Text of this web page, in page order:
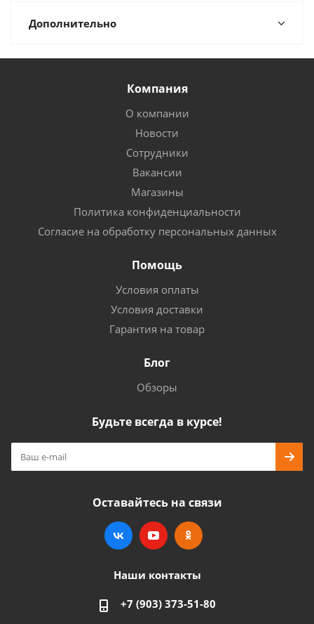
Дополнительно
Компания
О компании
Новости
Сотрудники
Вакансии
Магазины
Политика конфиденциальности
Согласие на обработку персональных данных
Помощь
Условия оплаты
Условия доставки
Гарантия на товар
Блог
Обзоры
Будьте всегда в курсе!
Оставайтесь на связи
Наши контакты
+7 (903) 373-51-80